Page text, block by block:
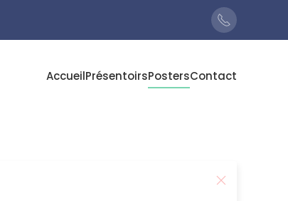
AccueilPrésentoirsPostersContact